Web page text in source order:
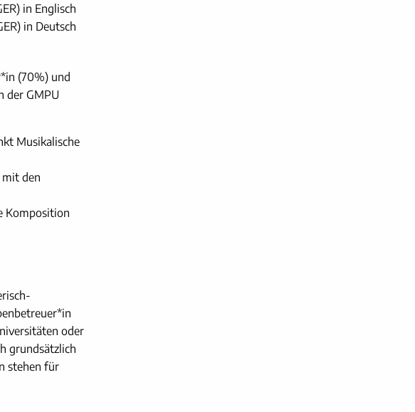
in Englisch
in Deutsch
(70%) und
der GMPU
Musikalische
den
Komposition
oder
grundsätzlich
stehen für